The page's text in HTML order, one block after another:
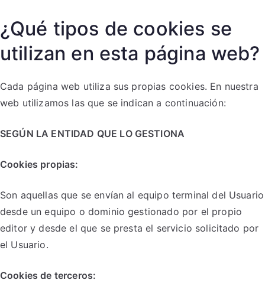
¿Qué tipos de cookies se
utilizan en esta página web?
Cada página web utiliza sus propias cookies. En nuestra
web utilizamos las que se indican a continuación:
SEGÚN LA ENTIDAD QUE LO GESTIONA
Cookies propias:
Son aquellas que se envían al equipo terminal del Usuario
desde un equipo o dominio gestionado por el propio
editor y desde el que se presta el servicio solicitado por
el Usuario.
Cookies de terceros: